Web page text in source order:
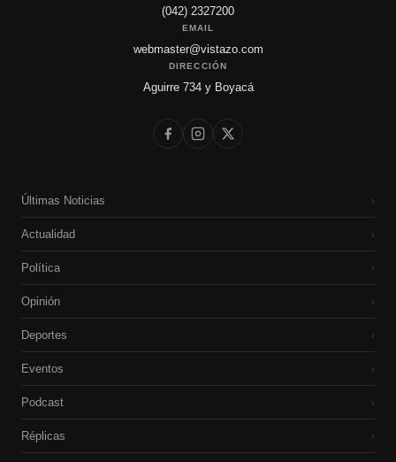
(042) 2327200
EMAIL
webmaster@vistazo.com
DIRECCIÓN
Aguirre 734 y Boyacá
Últimas Noticias ›
Actualidad ›
Política ›
Opinión ›
Deportes ›
Eventos ›
Podcast ›
Réplicas ›